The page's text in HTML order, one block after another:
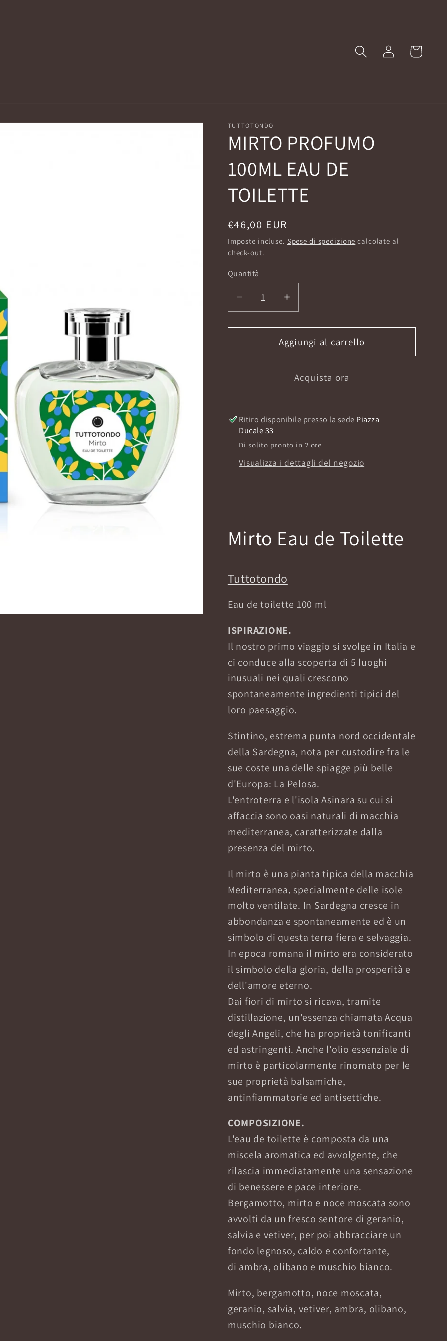
Accedi Carrello
TUTTOTONDO
MIRTO PROFUMO
100ML EAU DE
TOILETTE
Prezzo
di
listino
€46,00 EUR
Imposte incluse. Spese di spedizione calcolate al
check-out.
Quantità
Diminuisci
quantità
per
PROFUMO
Aumenta
quantità
per
MIRTO
PROFUMO
EAU
Aggiungi al carrello
Acquista ora
Ritiro disponibile presso la sede Piazza
Ducale 33
Di solito pronto in 2 ore
Visualizza i dettagli del negozio
Mirto Eau de Toilette
Tuttotondo
Eau de toilette 100 ml
ISPIRAZIONE.
Il nostro primo viaggio si svolge in Italia e
ci conduce alla scoperta di 5 luoghi
inusuali nei quali crescono
spontaneamente ingredienti tipici del
loro paesaggio.
Stintino, estrema punta nord occidentale
della Sardegna, nota per custodire fra le
sue coste una delle spiagge più belle
d'Europa: La Pelosa.
L'entroterra e l'isola Asinara su cui si
affaccia sono oasi naturali di macchia
mediterranea, caratterizzate dalla
presenza del mirto.
Il mirto è una pianta tipica della macchia
Mediterranea, specialmente delle isole
molto ventilate. In Sardegna cresce in
abbondanza e spontaneamente ed è un
simbolo di questa terra fiera e selvaggia.
In epoca romana il mirto era considerato
il simbolo della gloria, della prosperità e
dell'amore eterno.
Dai fiori di mirto si ricava, tramite
distillazione, un'essenza chiamata Acqua
degli Angeli, che ha proprietà tonificanti
ed astringenti. Anche l'olio essenziale di
mirto è particolarmente rinomato per le
sue proprietà balsamiche,
antinfiammatorie ed antisettiche.
COMPOSIZIONE.
L'eau de toilette è composta da una
miscela aromatica ed avvolgente, che
rilascia immediatamente una sensazione
di benessere e pace interiore.
Bergamotto, mirto e noce moscata sono
avvolti da un fresco sentore di geranio,
salvia e vetiver, per poi abbracciare un
fondo legnoso, caldo e confortante,
di ambra, olibano e muschio bianco.
Mirto, bergamotto, noce moscata,
geranio, salvia, vetiver, ambra, olibano,
muschio bianco.